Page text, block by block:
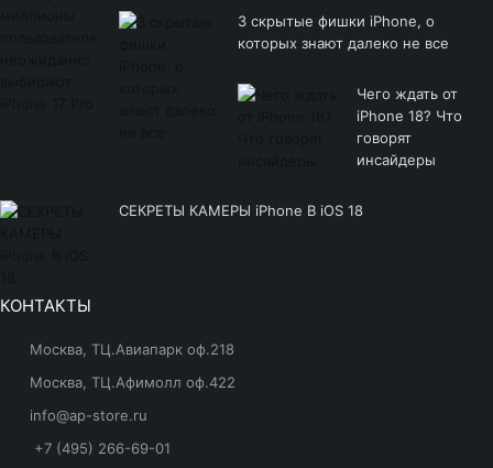
3 скрытые фишки iPhone, о
которых знают далеко не все
Чего ждать от
iPhone 18? Что
говорят
инсайдеры
СЕКРЕТЫ КАМЕРЫ iPhone В iOS 18
КОНТАКТЫ
Москва, ТЦ.Авиапарк оф.218
Москва, ТЦ.Афимолл оф.422
info@ap-store.ru
+7 (495) 266-69-01